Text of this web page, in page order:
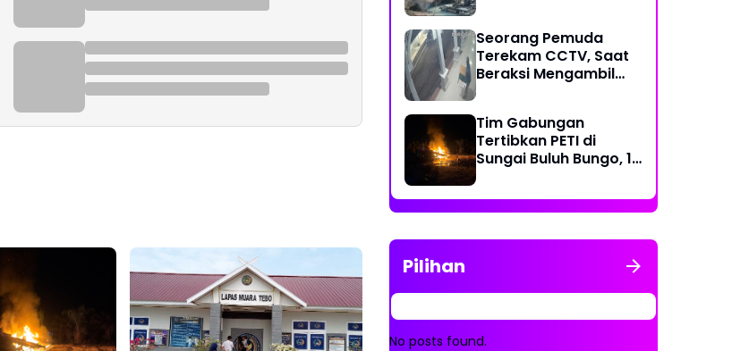
Cara Dibakar
Seorang Pemuda
Terekam CCTV, Saat
Beraksi Mengambil
Tim Gabungan
Tertibkan PETI di
Sungai Buluh Bungo, 15
Dibakar
Pilihan
No posts found.